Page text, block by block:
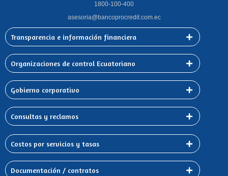
1800-100-400
asesoria@bancoprocredit.com.ec
Transparencia e información financiera
Organizaciones de control Ecuatoriano
Gobierno corporativo
Consultas y reclamos
Costos por servicios y tasas
Documentación / contratos